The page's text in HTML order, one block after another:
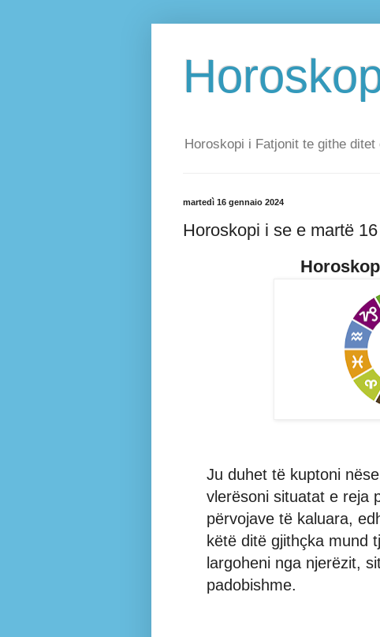
Horoskopi i Fatjonit te githe ditet
martedì 16 gennaio 2024
Horoskopi i se e martë
Ju duhet të kuptoni
vlerësoni situatat e reja
përvojave të kaluara,
këtë ditë gjithçka mund
largoheni nga njerëzit,
padobishme.